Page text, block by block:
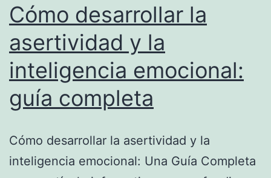
Cómo desarrollar la
asertividad y la
inteligencia emocional:
guía completa
Cómo desarrollar la asertividad y la
inteligencia emocional: Una Guía Completa